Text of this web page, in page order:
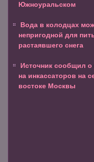
Южноуральском
Вода в колодцах
непригодной для
растаявшего снега
Источник сообщил о
на инкассаторов на
востоке Москвы